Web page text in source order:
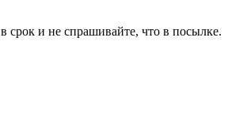
срок и не спрашивайте, что в посылке.